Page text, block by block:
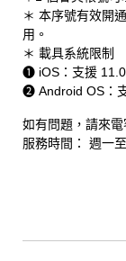
＊ 本序號有效開
用。
＊ 載具系統限制
❶ iOS：支援
❷ Android OS：
如有問題，請來
服務時間： 週一